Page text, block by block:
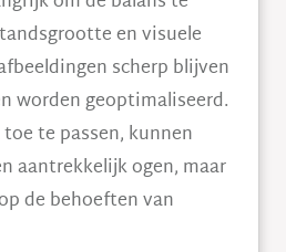
en visuele
scherp blijven
worden geoptimaliseerd.
te passen, kunnen
aantrekkelijk ogen, maar
de behoeften van